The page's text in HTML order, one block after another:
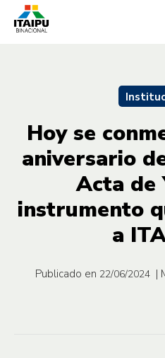
Hoy se
aniversario
Acta de
instrumento
a
Publicado en 22/06/2024 |